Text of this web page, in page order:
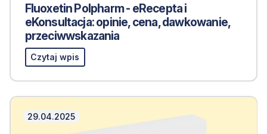
Fluoxetin Polpharm - eRecepta i
eKonsultacja: opinie, cena, dawkowanie,
przeciwwskazania
Czytaj wpis
29.04.2025